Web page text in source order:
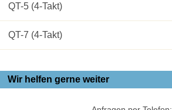
QT-5 (4-Takt)
QT-7 (4-Takt)
Wir helfen gerne weiter